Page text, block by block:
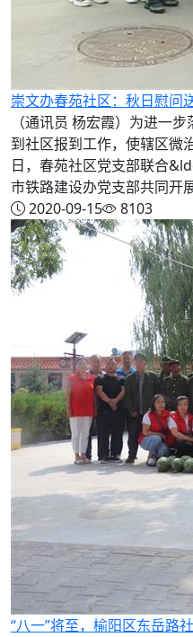
崇文办春苑社区：秋日慰问
（通讯员 杨宏霞）为进一
到社区报到工作，使辖区微
日，春苑社区党支部联合
市铁路建设办党支部共同开
2020-09-15
8103
“八一”将至，榆阳区东岳路